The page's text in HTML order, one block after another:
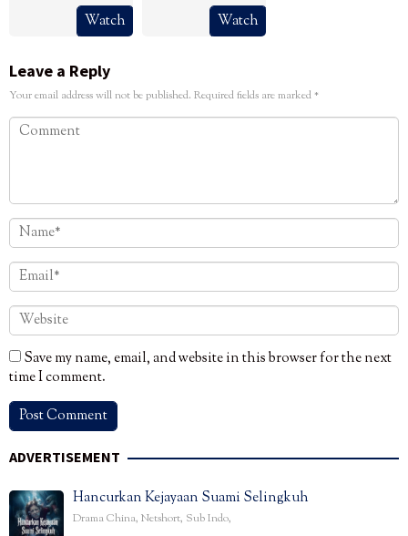
Watch Watch
Leave a Reply
Your email address will not be published. Required fields are marked*
Save my name, email, and website in this browser for the next
time I comment.
ADVERTISEMENT
Hancurkan Kejayaan Suami Selingkuh
Drama China, Netshort, Sub Indo,